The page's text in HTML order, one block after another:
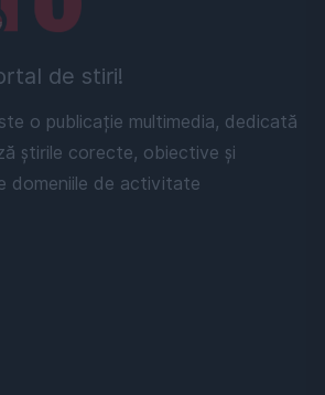
de stiri!
o publicație multimedia, dedicată
știrile corecte, obiective și
domeniile de activitate